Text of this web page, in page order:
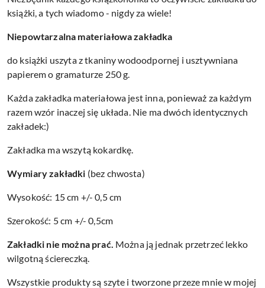
książki, a tych wiadomo - nigdy za wiele!
Niepowtarzalna materiałowa zakładka
do książki uszyta z tkaniny wodoodpornej i usztywniana
papierem o gramaturze 250 g.
Każda zakładka materiałowa jest inna, ponieważ za każdym
razem wzór inaczej się układa. Nie ma dwóch identycznych
zakładek:)
Zakładka ma wszytą kokardkę.
Wymiary zakładki (bez chwosta)
Wysokość: 15 cm +/- 0,5 cm
Szerokość: 5 cm +/- 0,5cm
Zakładki nie można prać. Można ją jednak przetrzeć lekko
wilgotną ściereczką.
Wszystkie produkty są szyte i tworzone przeze mnie w mojej